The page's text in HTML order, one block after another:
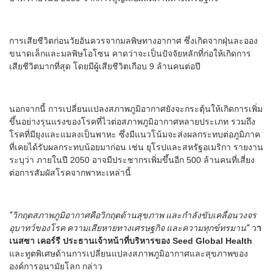
การเสียชีวิตก่อนวัยอันควรจากมลพิษทางอากาศ ซึ่งเกิดจากฝุ่นละออง
ขนาดเล็กและมลพิษโอโซน คาดว่าจะเป็นปัจจัยหลักที่ก่อให้เกิดการ
เสียชีวิตมากที่สุด โดยมีผู้เสียชีวิตเกือบ 9 ล้านคนต่อปี
นอกจากนี้ การเปลี่ยนแปลงสภาพภูมิอากาศยังจะกระตุ้นให้เกิดการเพิ่ม
ขึ้นอย่างรุนแรงของโรคที่ไวต่อสภาพภูมิอากาศหลายประเภท รวมถึง
โรคที่มียุงและแมลงเป็นพาหะ ซึ่งมีแนวโน้มจะส่งผลกระทบต่อภูมิภาค
ที่เคยได้รับผลกระทบน้อยมาก่อน เช่น ยุโรปและสหรัฐอเมริกา รายงาน
ระบุว่า ภายในปี 2050 อาจมีประชากรเพิ่มขึ้นอีก 500 ล้านคนที่เสี่ยง
ต่อการสัมผัสโรคจากพาหะเหล่านี้
“วิกฤตสภาพภูมิอากาศคือวิกฤตด้านสุขภาพ และกำลังขับเคลื่อนวงจร
อุบาทว์ของโรค ความเสียหายทางเศรษฐกิจ และความทุกข์ทรมาน”วา
เนสซา เคอร์รี ประธานเจ้าหน้าที่บริหารของ Seed Global Health
และทูตพิเศษด้านการเปลี่ยนแปลงสภาพภูมิอากาศและสุขภาพของ
องค์การอนามัยโลก กล่าว